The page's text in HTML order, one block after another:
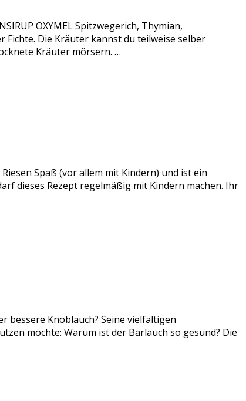
OXYMEL Spitzwegerich, Thymian,
Fichte. Die Kräuter kannst du teilweise selber
Kräuter mörsern. …
Spaß (vor allem mit Kindern) und ist ein
dieses Rezept regelmäßig mit Kindern machen. Ihr
bessere Knoblauch? Seine vielfältigen
möchte: Warum ist der Bärlauch so gesund? Die